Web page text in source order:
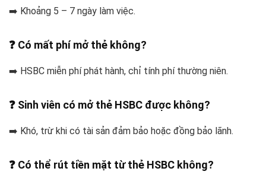
➡️ Khoảng 5 – 7 ngày làm việc.
❓ Có mất phí mở thẻ không?
➡️ HSBC miễn phí phát hành, chỉ tính phí thường niên.
❓ Sinh viên có mở thẻ HSBC được không?
➡️ Khó, trừ khi có tài sản đảm bảo hoặc đồng bảo lãnh.
❓ Có thể rút tiền mặt từ thẻ HSBC không?